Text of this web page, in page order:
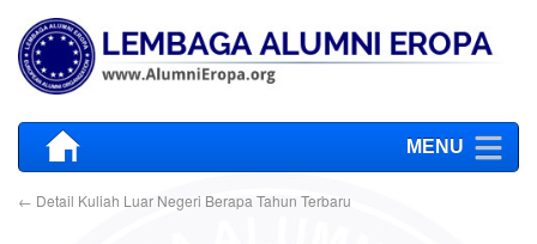
MENU
← Detail Kuliah Luar Negeri Berapa Tahun Terbaru